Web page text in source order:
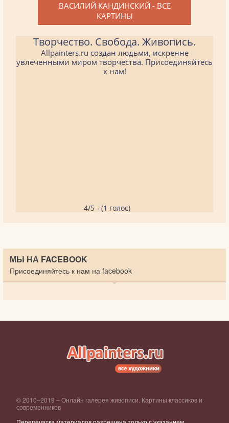
ВАСИЛИЙ КАНДИНСКИЙ - ВСЕ
КАРТИНЫ
Творчество. Свобода. Живопись.
Allpainters.ru создан людьми, искренне
увлеченными миром творчества. Присоединяйтесь
к нам!
4/5 - (1 голос)
МЫ НА FACEBOOK
Присоединяйтесь к нам на facebook
© 2010–2019 – Онлайн галерея живописи. Картины классиков и
современников